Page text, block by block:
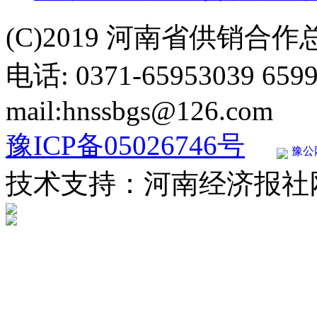
(C)2019 河南省供销合作
电话: 0371-65953039
mail:hnssbgs@126.com
豫ICP备05026746号
豫公
技术支持：河南经济报社